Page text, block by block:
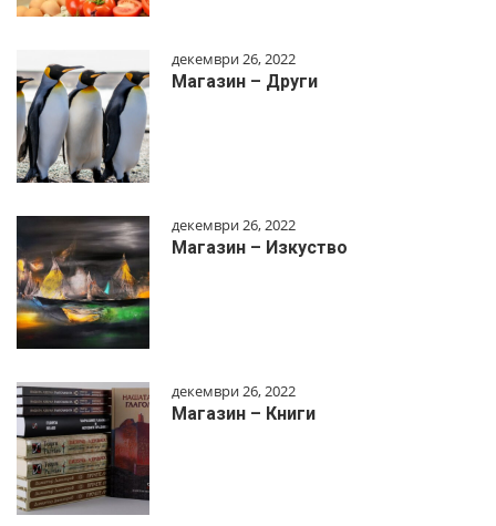
декември 26, 2022
Магазин – Други
декември 26, 2022
Магазин – Изкуство
декември 26, 2022
Магазин – Книги